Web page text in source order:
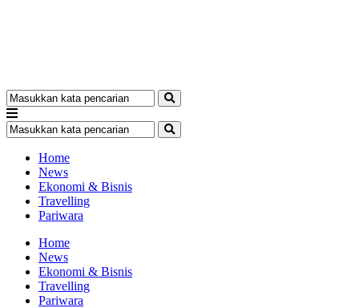
Home
News
Ekonomi & Bisnis
Travelling
Pariwara
Home
News
Ekonomi & Bisnis
Travelling
Pariwara